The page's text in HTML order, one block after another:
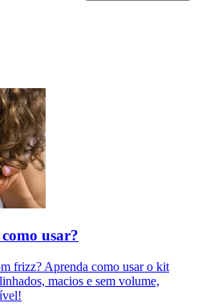
usar?
frizz? Aprenda como usar o kit
macios e sem volume,